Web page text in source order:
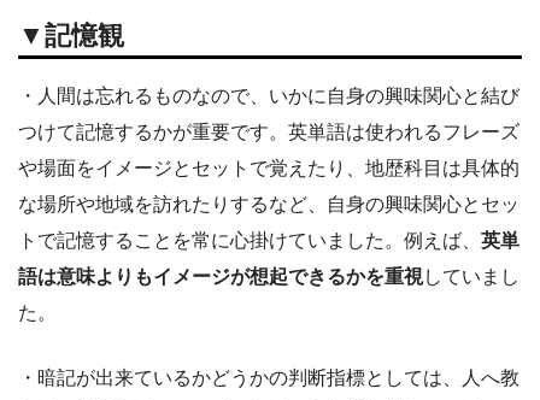
▼記憶観
・人間は忘れるものなので、いかに自身の興味関心と結び
つけて記憶するかが重要です。英単語は使われるフレーズ
や場面をイメージとセットで覚えたり、地歴科目は具体的
な場所や地域を訪れたりするなど、自身の興味関心とセッ
トで記憶することを常に心掛けていました。例えば、 英単
語は意味よりもイメージが想起できるかを重視していまし
た。
・暗記が出来ているかどうかの判断指標としては、人へ教